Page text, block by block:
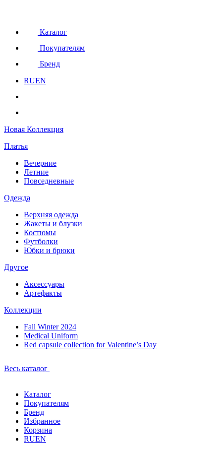
Каталог
Покупателям
Бренд
RUEN
Новая Коллекция
Платья
Вечерние
Летние
Повседневные
Одежда
Верхняя одежда
Жакеты и блузки
Костюмы
Футболки
Юбки и брюки
Другое
Аксессуары
Артефакты
Коллекции
Fall Winter 2024
Medical Uniform
Red capsule collection for Valentine’s Day
Весь каталог
Каталог
Покупателям
Бренд
Избранное
Корзина
RUEN